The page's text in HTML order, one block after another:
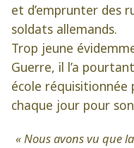
et d’emprunter des
soldats allemands.
Trop jeune
Guerre, il l’a
école réquisitionnée
chaque jour pour
« Nous avons vu que